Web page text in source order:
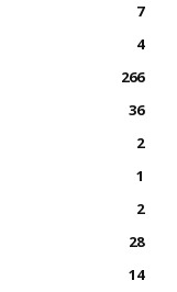
7
4
266
36
2
1
2
28
14